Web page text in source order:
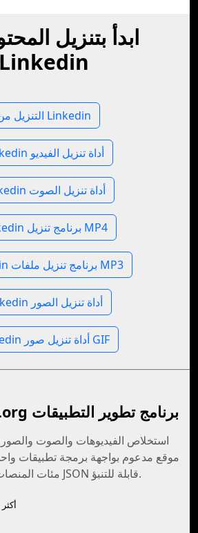
ابدأ بتنزيل
Linkedin
التنزيل من Linkedin
Linkedin أداة تنزيل الفيديو
Linkedin أداة تنزيل الصوت
Linkedin برنامج تنزيل MP4
Linkedin برنامج تنزيل ملفات MP3
Linkedin أداة تنزيل الصور
Linkedin أداة تنزيل صور GIF
Downloader.org برنامج تطوير التطبيقات
موقع مدعوم بواجهة برمجة تطبيقات
مئات المنصات، استجابات JSON قابلة للتنبؤ.
أكثر من 000